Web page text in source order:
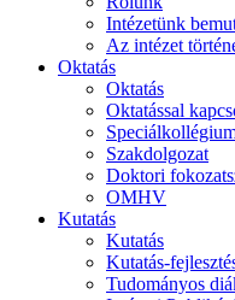
Intézetünk
Az intézet
Oktatás
Oktatás
Oktatással
Szakdolgozat
Doktori
OMHV
Kutatás
Kutatás
Kutatás-
Tudományos